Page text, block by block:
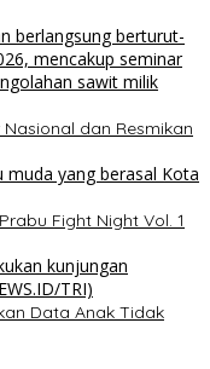
dan Resmikan
Fight Night Vol. 1
Data Anak Tidak